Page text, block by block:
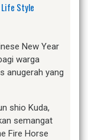
Life Style
New Year
warga
anugerah yang
shio Kuda,
semangat
Fire Horse